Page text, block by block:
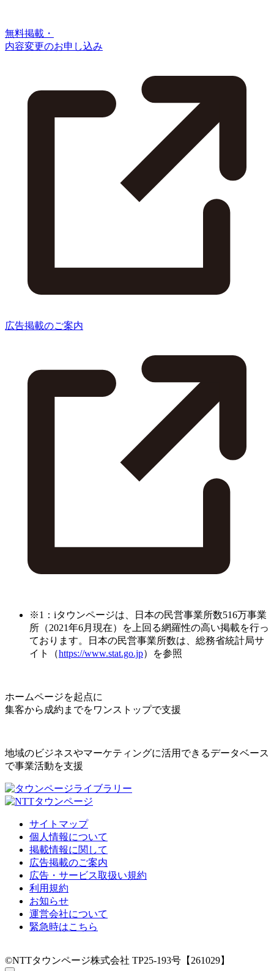
無料掲載・
内容変更のお申し込み
広告掲載のご案内
※1：iタウンページは、日本の民営事業所数516万事業
所（2021年6月現在）を上回る網羅性の高い掲載を行っ
ております。日本の民営事業所数は、総務省統計局サ
イト（https://www.stat.go.jp）を参照
ホームページを起点に
集客から成約までをワンストップで支援
地域のビジネスやマーケティングに活用できるデータベース
で事業活動を支援
サイトマップ
個人情報について
掲載情報に関して
広告掲載のご案内
広告・サービス取扱い規約
利用規約
お知らせ
運営会社について
緊急時はこちら
©NTTタウンページ株式会社 TP25-193号【261029】